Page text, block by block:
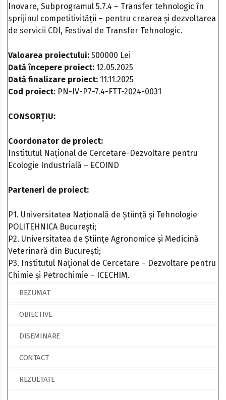
Inovare, Subprogramul 5.7.4 – Transfer tehnologic în
sprijinul competitivității – pentru crearea și dezvoltarea
de servicii CDI, Festival de Transfer Tehnologic.
Valoarea proiectului: 500000 Lei
Dată începere proiect: 12.05.2025
Dată finalizare proiect: 11.11.2025
Cod proiect: PN-IV-P7-7.4-FTT-2024-0031
CONSORȚIU:
Coordonator de proiect:
Institutul Național de Cercetare-Dezvoltare pentru
Ecologie Industrială – ECOIND
Parteneri de proiect:
P1. Universitatea Națională de Știință și Tehnologie
POLITEHNICA București;
P2. Universitatea de Științe Agronomice și Medicină
Veterinară din București;
P3. Institutul Național de Cercetare – Dezvoltare pentru
Chimie și Petrochimie – ICECHIM.
REZUMAT
OBIECTIVE
DISEMINARE
CONTACT
REZULTATE